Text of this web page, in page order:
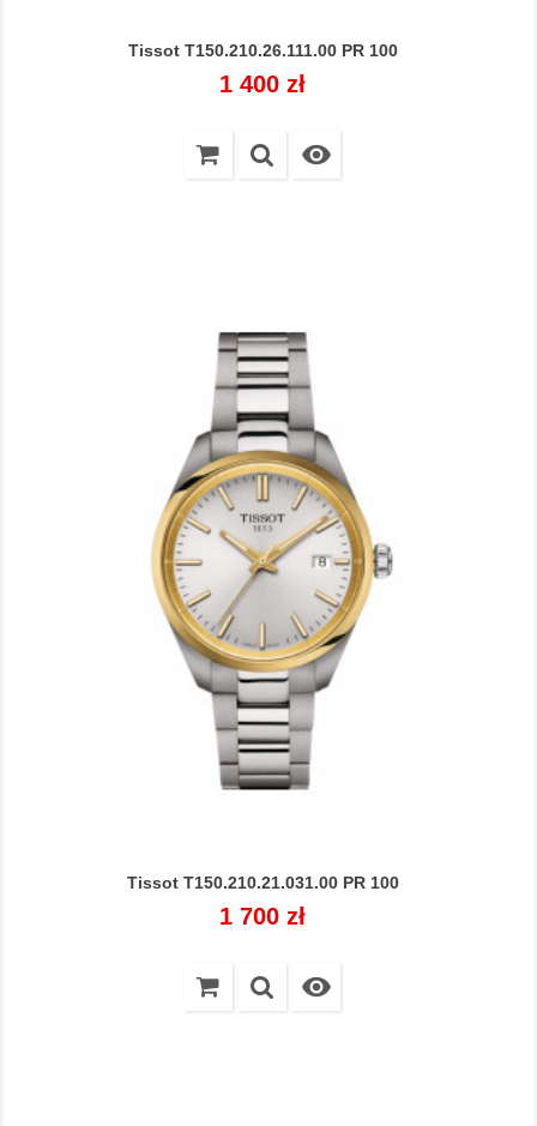
Tissot T150.210.26.111.00 PR 100
Cena
1 400 zł

Tissot T150.210.21.031.00 PR 100
Cena
1 700 zł
